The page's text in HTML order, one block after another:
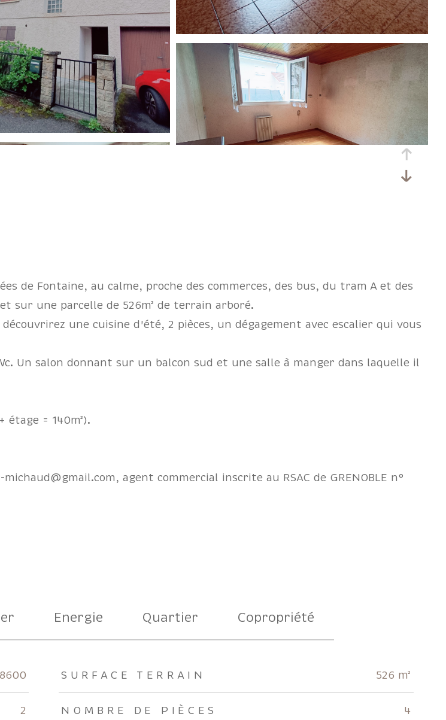
de Fontaine, au calme, proche des commerces, des bus, du tram A et des
sur une parcelle de 526m² de terrain arboré.
une cuisine d'été, 2 pièces, un dégagement avec escalier qui vous
Un salon donnant sur un balcon sud et une salle à manger dans laquelle il
= 140m²).
agent commercial inscrite au RSAC de GRENOBLE n°
Energie Quartier Copropriété
SURFACE TERRAIN 526 m²
2 NOMBRE DE PIÈCES 4